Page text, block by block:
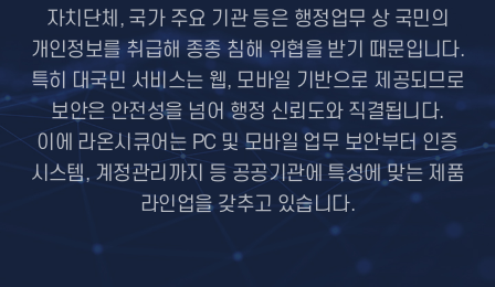
자치단체, 국가 주요 기관 등은 행정업무 상 국민의
개인정보를 취급해 종종 침해 위협을 받기 때문입니다.
특히 대국민 서비스는 웹, 모바일 기반으로 제공되므로
보안은 안전성을 넘어 행정 신뢰도와 직결됩니다.
이에 라온시큐어는 PC 및 모바일 업무 보안부터 인증
시스템, 계정관리까지 등 공공기관에 특성에 맞는 제품
라인업을 갖추고 있습니다.